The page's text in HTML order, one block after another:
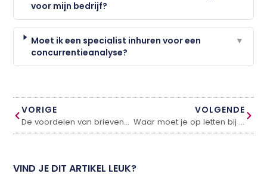
voor mijn bedrijf?
Moet ik een specialist inhuren voor een
concurrentieanalyse?
▼
VORIGE
De voordelen van brievenbusdozen
VOLGENDE
Waar moet je op letten bij het aanschaffen van nieuwe laptops voor je bedrijf?
VIND JE DIT ARTIKEL LEUK?